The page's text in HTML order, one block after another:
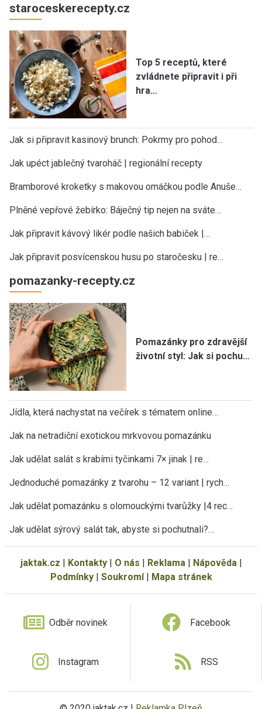
staroceskerecepty.cz
Top 5 receptů, které
zvládnete připravit i při
hra…
Jak si připravit kasinový brunch: Pokrmy pro pohod…
Jak upéct jablečný tvaroháč | regionální recepty
Bramborové kroketky s makovou omáčkou podle Anuše…
Plněné vepřové žebírko: Báječný tip nejen na sváte…
Jak připravit kávový likér podle našich babiček |…
Jak připravit posvícenskou husu po staročesku | re…
pomazanky-recepty.cz
Pomazánky pro zdravější
životní styl: Jak si pochu…
Jídla, která nachystat na večírek s tématem online…
Jak na netradiční exotickou mrkvovou pomazánku
Jak udělat salát s krabími tyčinkami 7× jinak | re…
Jednoduché pomazánky z tvarohu – 12 variant | rych…
Jak udělat pomazánku s olomouckými tvarůžky |4 rec…
Jak udělat sýrový salát tak, abyste si pochutnali?…
jaktak.cz | Kontakty| O nás | Reklama| Nápověda|
Podmínky| Soukromí| Mapa stránek
Odběr novinek Facebook
Instagram RSS